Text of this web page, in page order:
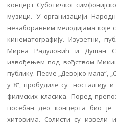
концерт Суботичког
музици. У организацији
незаборавним мелодијама које
кинематографију. Изузетни,
Мирна Радуловић и Душан
извођењем под вођством
публику. Песме „Девојко мала“,
у 8“, пробудиле су носталгију
филмских класика. Поред
посебан део концерта био је
хитовима. Солисти су извели